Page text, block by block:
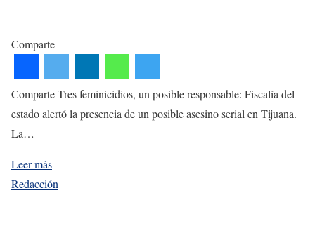
Comparte
Comparte Tres feminicidios, un posible responsable: Fiscalía del
estado alertó la presencia de un posible asesino serial en Tijuana.
La…
Leer más
Redacción